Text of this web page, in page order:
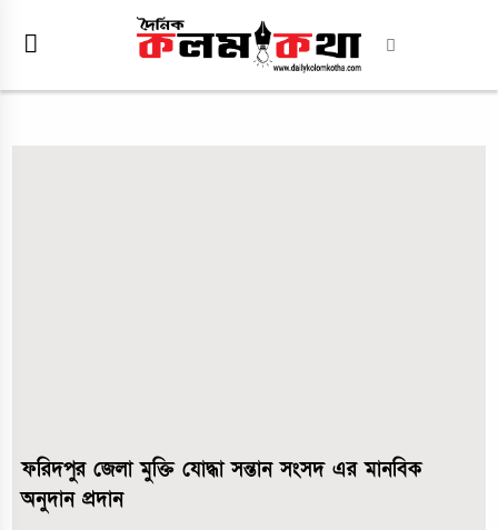
ফরিদপুর জেলা মুক্তি যোদ্ধা সন্তান সংসদ এর মানবিক
অনুদান প্রদান